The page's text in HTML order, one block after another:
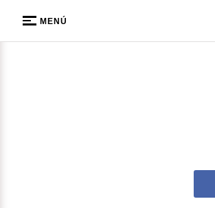
MENÚ